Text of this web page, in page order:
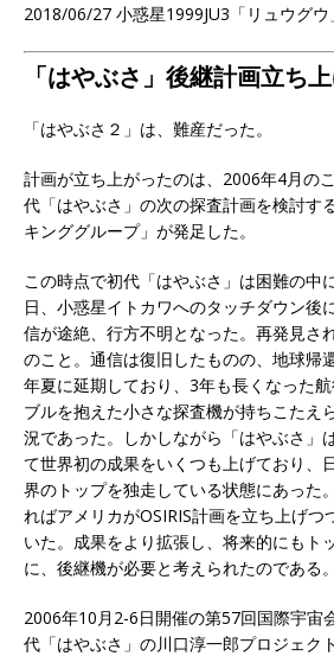
2018/06/27 小惑星1999JU3「リュウグウ
「はやぶさ」後継計画立ち
「はやぶさ２」は、難産だった。
計画が立ち上がったのは、2006年4月の
代「はやぶさ」の次の探査計画を検討す
キンググループ」が発足した。
この時点で初代「はやぶさ」は困難の中
日、小惑星イトカワへのタッチダウン後
信が途絶、行方不明となった。再発見さ
のこと。通信は復旧したものの、地球帰
年夏に延期しており、3年も長くなった
ブルを抱えた小さな探査機が持ちこたえ
況であった。しかしながら「はやぶさ」
て世界初の成果をいくつも上げており、
界のトップを独走している状態にあった
ればアメリカがOSIRIS計画を立ち上げつ
いた。成果をより拡張し、将来的にもト
に、後継機が必要と考えられたのである。
2006年10月2-6日開催の第57回国際宇宙
代「はやぶさ」の川口淳一郎プロジェク